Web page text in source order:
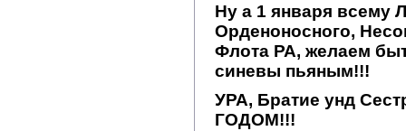
Ну а 1 января
Орденоносного,
Флота РА, желаем
синевы пьяным!!!
УРА, Братие унд
ГОДОМ!!!